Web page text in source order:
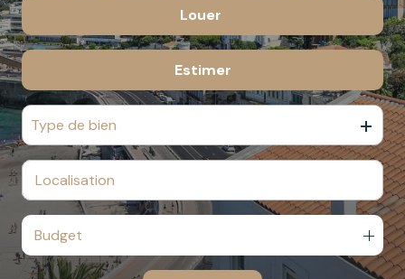
Du neuf
Louer
Estimer
Type de bien
Budget